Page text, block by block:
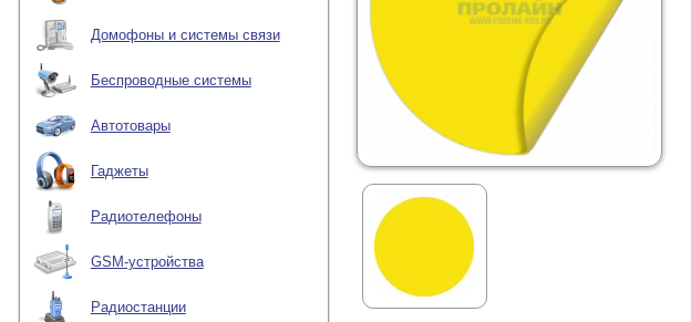
Домофоны и системы связи
Беспроводные системы
Автотовары
Гаджеты
Радиотелефоны
GSM-устройства
Радиостанции